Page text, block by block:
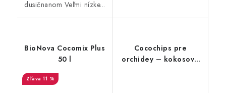
dusičnanom Veľmi nízke...
BioNova Cocomix Plus
50 l
11 %
Cocochips pre
orchidey – kokosové